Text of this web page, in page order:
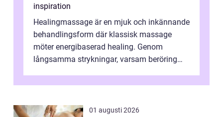
inspiration
Healingmassage är en mjuk och inkännande
behandlingsform där klassisk massage
möter energibaserad healing. Genom
långsamma strykningar, varsam beröring
nervsys...
01 augusti 2026